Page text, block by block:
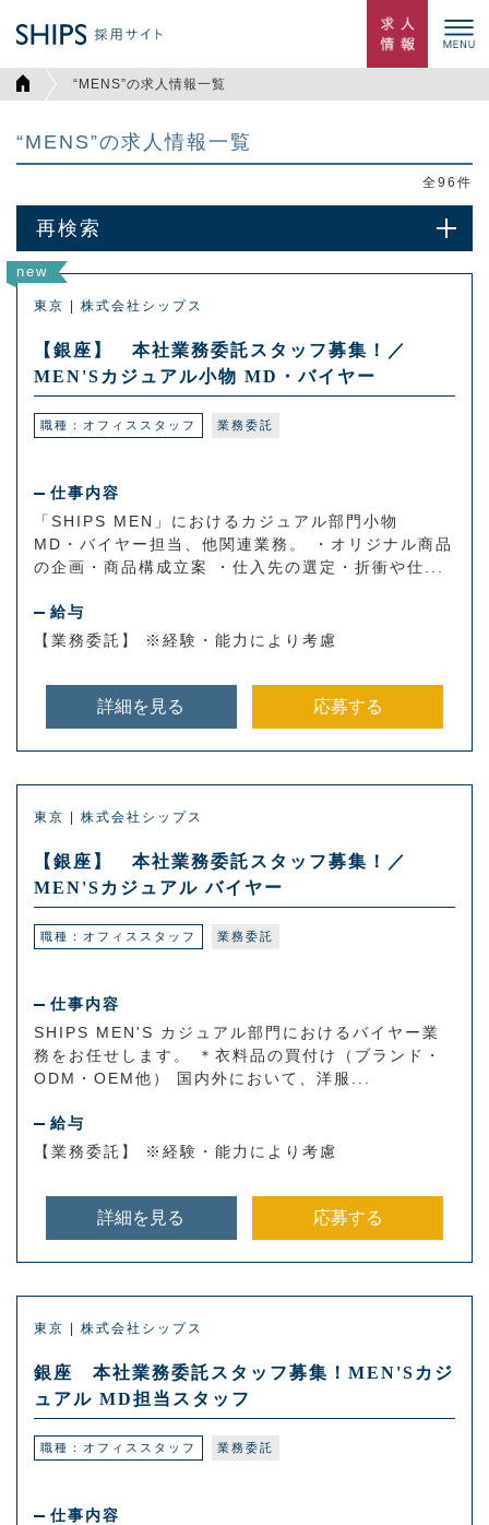
“MENS”の求人情報一覧
“MENS”の求人情報一覧
全96 件
再検索
東京 | 株式会社シップス
【銀座】 本社業務委託スタッフ募集！／
MEN'Sカジュアル小物 MD・バイヤー
new
職種：オフィススタッフ 業務委託
仕事内容
「SHIPS MEN」におけるカジュアル部門小物
MD・バイヤー担当、他関連業務。 ・オリジナル商品
の企画・商品構成立案 ・仕入先の選定・折衝や仕...
給与
【業務委託】 ※経験・能力により考慮
詳細を見る 応募する
東京 | 株式会社シップス
【銀座】 本社業務委託スタッフ募集！／
MEN'Sカジュアル バイヤー
職種：オフィススタッフ 業務委託
仕事内容
SHIPS MEN'S カジュアル部門におけるバイヤー業
務をお任せします。 ＊衣料品の買付け（ブランド・
ODM・OEM他） 国内外において、洋服...
給与
【業務委託】 ※経験・能力により考慮
詳細を見る 応募する
東京 | 株式会社シップス
銀座 本社業務委託スタッフ募集！MEN'Sカジ
ュアル MD担当スタッフ
職種：オフィススタッフ 業務委託
仕事内容